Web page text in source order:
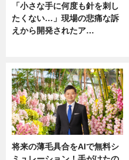
「小さな手に何度も針を刺し
たくない…」現場の悲痛な訴
えから開発されたア…
将来の薄毛具合をAIで無料シ